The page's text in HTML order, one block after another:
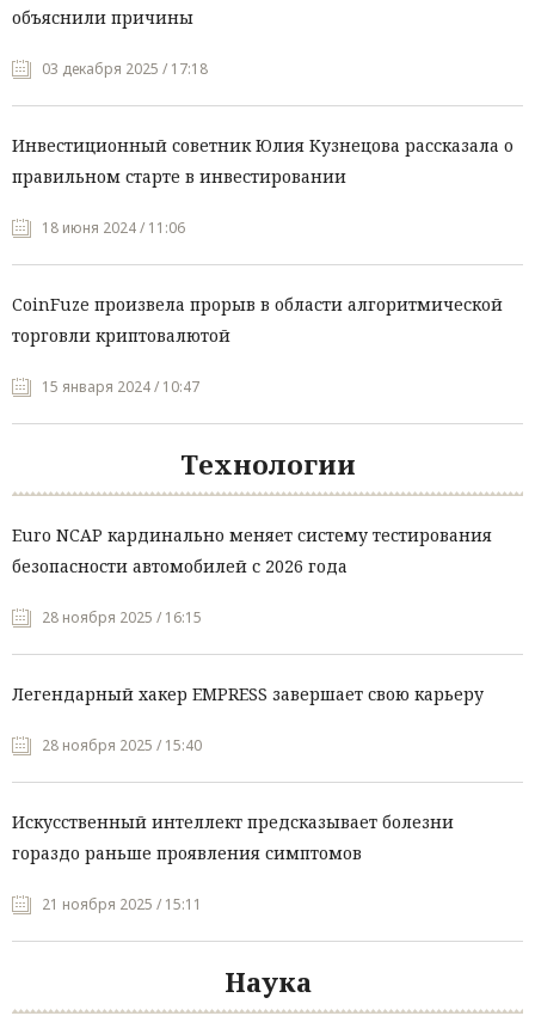
объяснили причины
03 декабря 2025 / 17:18
Инвестиционный советник Юлия Кузнецова рассказала о
правильном старте в инвестировании
18 июня 2024 / 11:06
CoinFuze произвела прорыв в области алгоритмической
торговли криптовалютой
15 января 2024 / 10:47
Технологии
Euro NCAP кардинально меняет систему тестирования
безопасности автомобилей с 2026 года
28 ноября 2025 / 16:15
Легендарный хакер EMPRESS завершает свою карьеру
28 ноября 2025 / 15:40
Искусственный интеллект предсказывает болезни
гораздо раньше проявления симптомов
21 ноября 2025 / 15:11
Наука